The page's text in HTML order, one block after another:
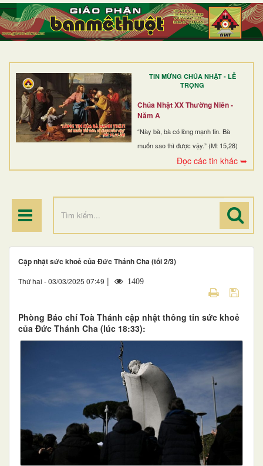
TIN MỪNG CHÚA NHẬT - LỄ
TRỌNG
Chúa Nhật XX Thường Niên -
Năm A
“Này bà, bà có lòng mạnh tin. Bà
muốn sao thì được vậy.” (Mt 15,28)
Đọc các tin khác ➥
TRANG NHẤT
GIỚI THIỆU
DÒNG TU
BAN MỤC VỤ
ĐOÀN THỂ CG
ĐIỂM HÀNH HƯƠNG
Cập nhật sức khoẻ của Đức Thánh Cha (tối 2/3)
Thứ hai - 03/03/2025 07:49 | 1409
Phòng Báo chí Toà Thánh cập nhật thông tin sức khoẻ
của Đức Thánh Cha (lúc 18:33):